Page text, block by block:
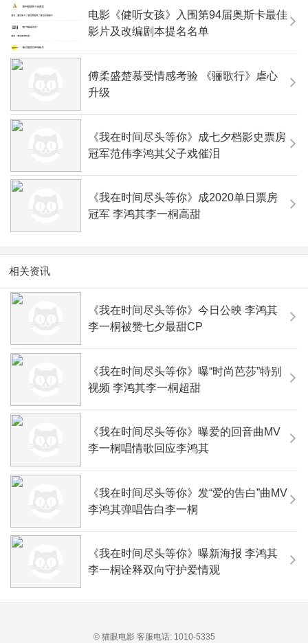
电影《健听女孩》入围第94届奥斯卡最佳
影片及改编剧本提名名单
傅柔盛楚慕受情感考验 《骊歌行》虐心
升级
《我在时间尽头等你》成七夕档影史票房
冠军范伟李鸿其父子戏催泪
《我在时间尽头等你》成2020单日票房
冠军 李鸿其李一桐高甜
相关资讯
《我在时间尽头等你》今日公映 李鸿其
李一桐被赞七夕最甜CP
《我在时间尽头等你》曝“时尚芭莎”特别
视频 李鸿其李一桐超甜
《我在时间尽头等你》曝爱的回音曲MV
李一桐唱情歌回应李鸿其
《我在时间尽头等你》发“爱的告白”曲MV
李鸿其弹唱告白李一桐
《我在时间尽头等你》曝新海报 李鸿其
李一桐诠释双向守护爱情观
© 猫眼电影 客服电话:1010-5335